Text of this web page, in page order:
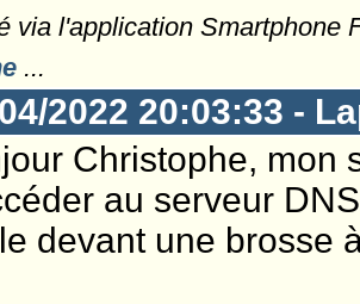
via l'application Smartphone
...
2022 20:03:33 -
Christophe, mon
au serveur
devant une brosse